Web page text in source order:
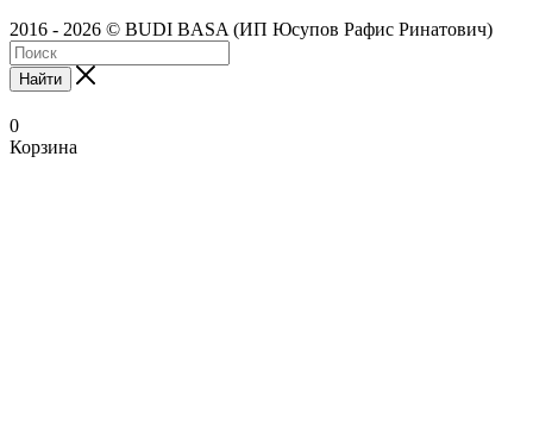
2016 - 2026 © BUDI BASA (ИП Юсупов Рафис Ринатович)
Найти
0
Корзина